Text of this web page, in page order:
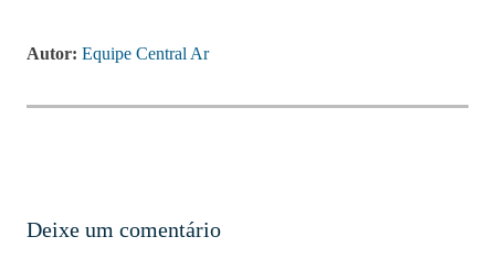
Autor: Equipe Central Ar
Deixe um comentário